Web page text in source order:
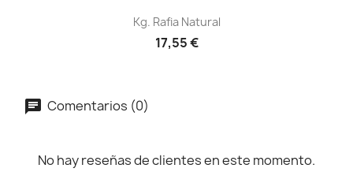
Kg. Rafia Natural
17,55 €
Comentarios (0)
No hay reseñas de clientes en este momento.